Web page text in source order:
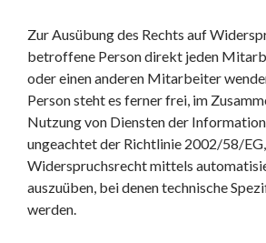
Zur Ausübung des Rechts auf
betroffene Person direkt jeden
oder einen anderen Mitarbeiter
Person steht es ferner frei, im
Nutzung von Diensten der
ungeachtet der Richtlinie 2002/58/
Widerspruchsrecht mittels
auszuüben, bei denen technische
werden.